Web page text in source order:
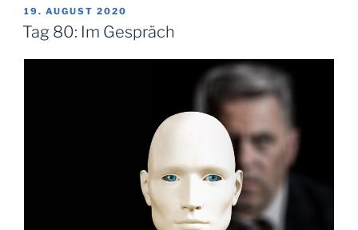
Gemeinde
als
VERÖFFENTLICHT
AM
19. AUGUST 2020
Tag 80: Im Gespräch